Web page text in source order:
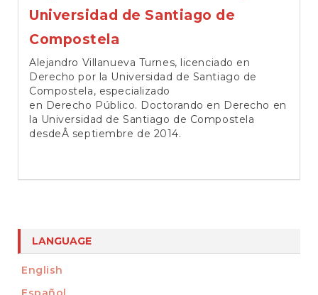
Universidad de Santiago de
Compostela
Alejandro Villanueva Turnes, licenciado en
Derecho por la Universidad de Santiago de
Compostela, especializado
en Derecho Público. Doctorando en Derecho en
la Universidad de Santiago de Compostela
desdeÂ septiembre de 2014.
LANGUAGE
English